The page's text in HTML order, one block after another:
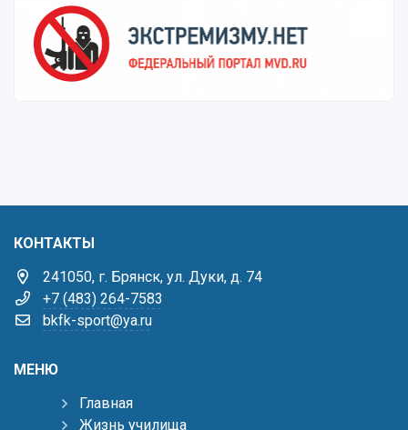
КОНТАКТЫ
241050, г. Брянск, ул. Дуки, д. 74
+7 (483) 264-7583
bkfk-sport@ya.ru
МЕНЮ
Главная
Жизнь училища